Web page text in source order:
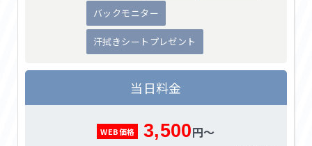
バックモニター
汗拭きシートプレゼント
当日料金
WEB価格 3,500円～